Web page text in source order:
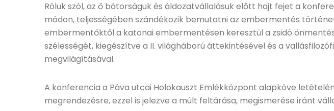
Róluk szól, az ő bátorságuk és áldozatvállalásuk előtt hajt fejet a
módon, teljességében szándékozik bemutatni az embermentés
embermentőktől a katonai embermentésen keresztül a zsidó
szélességét, kiegészítve a II. világháború áttekintésével és a
megvilágításával.
A konferencia a Páva utcai Holokauszt Emlékközpont alapköve
megrendezésre, ezzel is jelezve a múlt feltárása, megismerése iránt